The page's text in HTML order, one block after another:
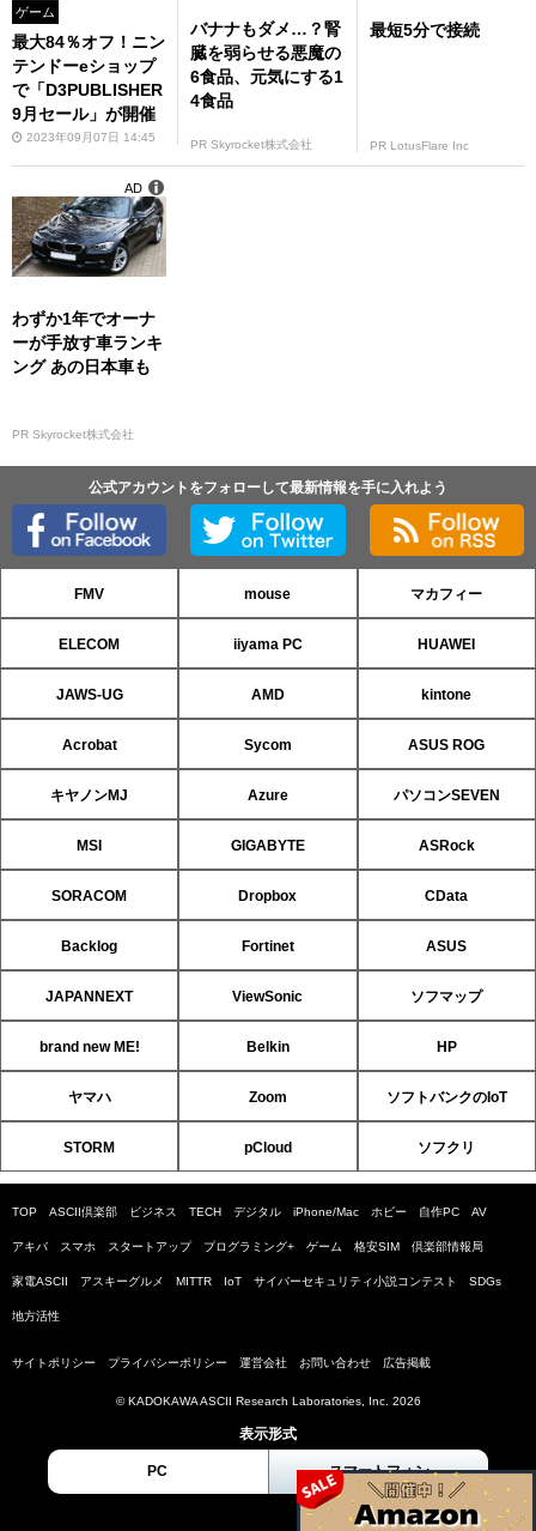
ゲーム
最大84％オフ！ニン
テンドーeショップ
で「D3PUBLISHER
9月セール」が開催
2023年09月07日 14:45
バナナもダメ…？腎
臓を弱らせる悪魔の
6食品、元気にする1
4食品
PR Skyrocket株式会社
最短5分で接続
PR LotusFlare Inc
わずか1年でオーナ
ーが手放す車ランキ
ング あの日本車も
PR Skyrocket株式会社
AD
公式アカウントをフォローして最新情報を手に入れよう
FMV mouse マカフィー
ELECOM iiyama PC HUAWEI
JAWS-UG AMD kintone
Acrobat Sycom ASUS ROG
キヤノンMJ Azure パソコンSEVEN
MSI GIGABYTE ASRock
SORACOM Dropbox CData
Backlog Fortinet ASUS
JAPANNEXT ViewSonic ソフマップ
brand new ME! Belkin HP
ヤマハ Zoom ソフトバンクのIoT
STORM pCloud ソフクリ
TOP ASCII倶楽部 ビジネス TECH デジタル iPhone/Mac ホビー 自作PC AV
アキバ スマホ スタートアップ プログラミング+ ゲーム 格安SIM 倶楽部情報局
家電ASCII アスキーグルメ MITTR IoT サイバーセキュリティ小説コンテスト SDGs
地方活性
サイトポリシー プライバシーポリシー 運営会社 お問い合わせ 広告掲載
© KADOKAWA ASCII Research Laboratories, Inc. 2026
表示形式
PC スマートフォン